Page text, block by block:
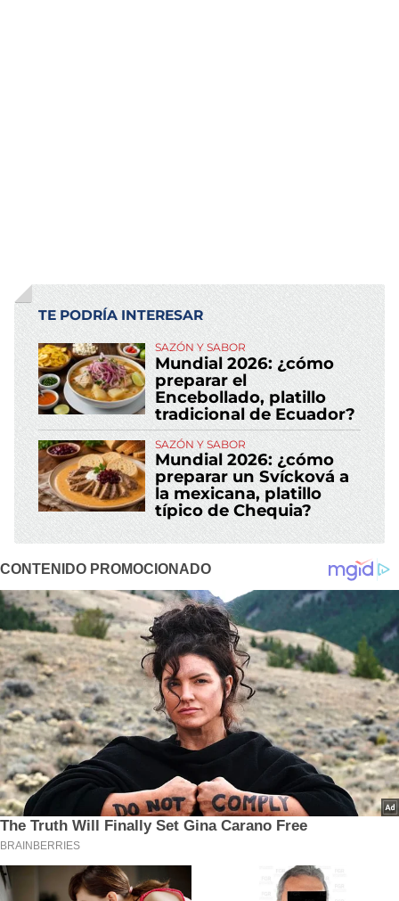
TE PODRÍA INTERESAR
SAZÓN Y SABOR
Mundial 2026: ¿cómo
preparar el
Encebollado, platillo
tradicional de Ecuador?
SAZÓN Y SABOR
Mundial 2026: ¿cómo
preparar un Svícková a
la mexicana, platillo
típico de Chequia?